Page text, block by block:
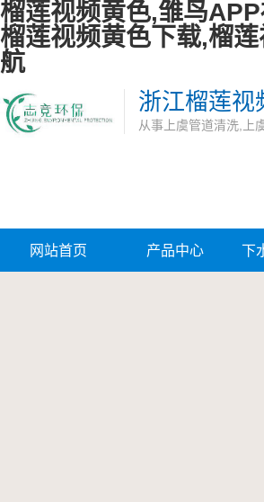
榴莲视频黄色,雏鸟
榴莲视频黄色下载,榴
航
浙江榴莲视
从事上虞管道清洗,上
网站首页 产品中心 下